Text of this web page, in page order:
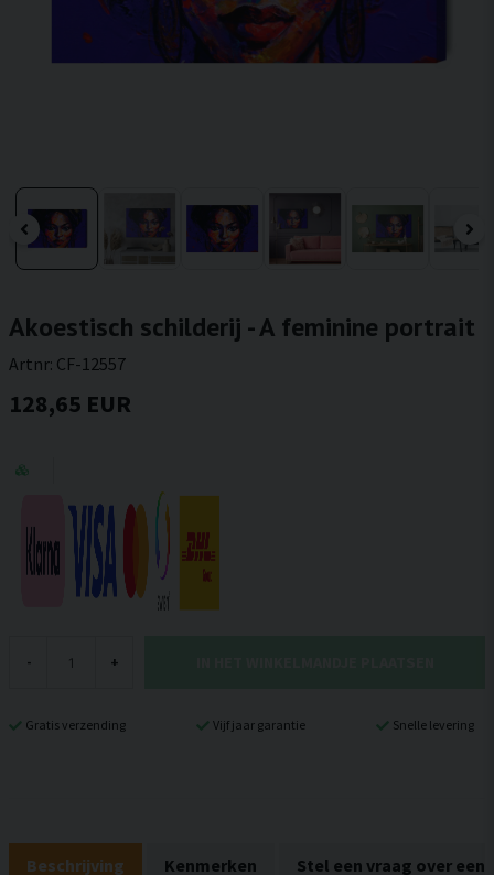
Akoestisch schilderij - A feminine portrait
Artnr: CF-12557
128,65 EUR
- +
Gratis verzending Vijf jaar garantie Snelle levering
Beschrijving Kenmerken Stel een vraag over een